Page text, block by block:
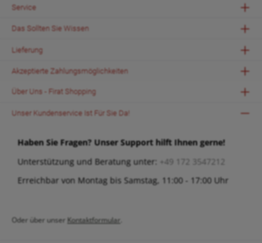
Service
Das Sollten Sie Wissen
Lieferung
Akzeptierte Zahlungsmöglichkeiten
Über Uns - Firat Shopping
Unser Kundenservice Ist Für Sie Da!
Haben Sie Fragen? Unser Support hilft Ihnen gerne!
Unterstützung und Beratung unter: +49 172 3547212
Erreichbar von Montag bis Samstag, 11:00 - 17:00 Uhr
Oder über unser Kontaktformular